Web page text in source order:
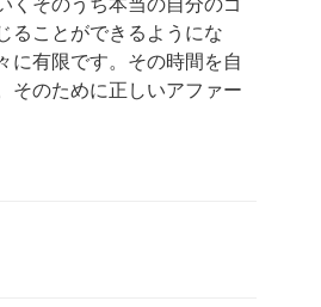
くそのうち本当の自分のゴ
ることができるようにな
に有限です。その時間を自
そのために正しいアファー